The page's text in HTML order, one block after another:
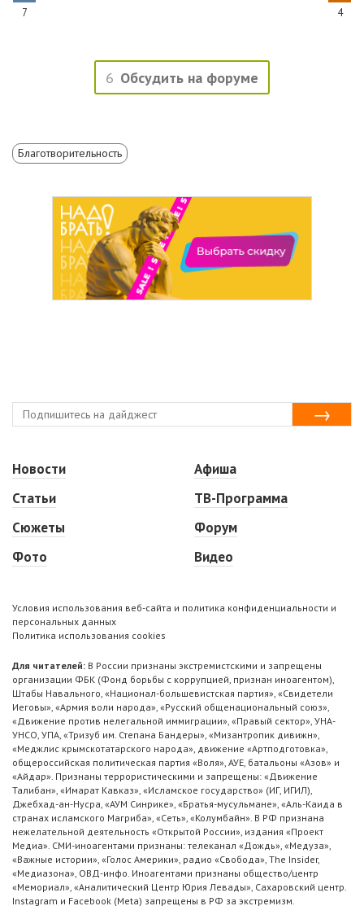
7 4
6 Обсудить на форуме
Благотворительность
Новости
Статьи
Сюжеты
Фото
Афиша
ТВ-Программа
Форум
Видео
Условия использования веб-сайта и политика конфиденциальности и
персональных данных
Политика использования cookies
Для читателей: В России признаны экстремистскими и запрещены
организации ФБК (Фонд борьбы с коррупцией, признан иноагентом),
Штабы Навального, «Национал-большевистская партия», «Свидетели
Иеговы», «Армия воли народа», «Русский общенациональный союз»,
«Движение против нелегальной иммиграции», «Правый сектор», УНА-
УНСО, УПА, «Тризуб им. Степана Бандеры», «Мизантропик дивижн»,
«Меджлис крымскотатарского народа», движение «Артподготовка»,
общероссийская политическая партия «Воля», АУЕ, батальоны «Азов» и
«Айдар». Признаны террористическими и запрещены: «Движение
Талибан», «Имарат Кавказ», «Исламское государство» (ИГ, ИГИЛ),
Джебхад-ан-Нусра, «АУМ Синрике», «Братья-мусульмане», «Аль-Каида в
странах исламского Магриба», «Сеть», «Колумбайн». В РФ признана
нежелательной деятельность «Открытой России», издания «Проект
Медиа». СМИ-иноагентами признаны: телеканал «Дождь», «Медуза»,
«Важные истории», «Голос Америки», радио «Свобода», The Insider,
«Медиазона», ОВД-инфо. Иноагентами признаны общество/центр
«Мемориал», «Аналитический Центр Юрия Левады», Сахаровский центр.
Instagram и Facebook (Metа) запрещены в РФ за экстремизм.